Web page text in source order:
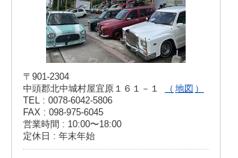
〒901-2304
中頭郡北中城村屋宜原１６１－１
地図
TEL : 0078-6042-5806
FAX : 098-975-6045
営業時間 : 10:00〜18:00
定休日 : 年末年始